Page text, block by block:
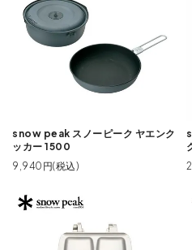
snow peak スノーピーク ヤエンク
ッカー 1500
9,940円(税込)